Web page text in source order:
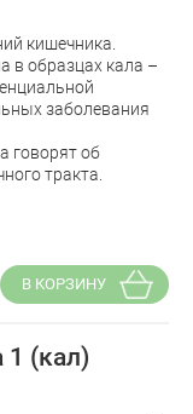
кишечника.
в образцах кала –
заболевания
говорят об
тракта.
В КОРЗИНУ
1 (кал)